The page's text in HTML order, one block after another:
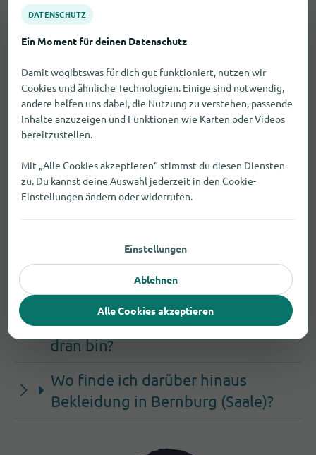
Gibt es Bekleidung bei bekannten
Ketten in Bernburg (Saale)?
In Bernburg (Saale) findest du Bekleidung
REWE, beispielsweise: KiK (Karlsplatz 24-25),
REWE (Kustrenaer Straße 75)
Gibt es Geschäfte für Bekleidung in
Bernburg (Saale), die samstags
offen haben?
Wo bekomme ich Bekleidung in
Bernburg (Saale), wenn ich spät
dran bin?
Wo finde ich darüber hinaus
Bekleidung in Bernburg (Saale)?
DATENSCHUTZ
Ein Moment für deinen Datenschutz
Damit wogibtswas für dich gut funktioniert, nutzen wir
Cookies und ähnliche Technologien. Einige sind notwendig,
andere helfen uns dabei, die Nutzung zu verstehen, passende
Inhalte anzuzeigen und Funktionen wie Karten oder Videos
bereitzustellen.
Mit „Alle Cookies akzeptieren“ stimmst du diesen Diensten
zu. Du kannst deine Auswahl jederzeit in den Cookie-
Einstellungen ändern oder widerrufen.
Einstellungen
Ablehnen
Alle Cookies akzeptieren